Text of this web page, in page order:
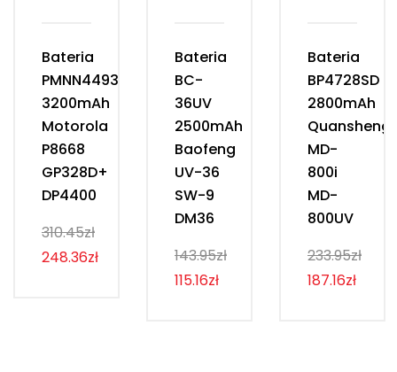
Bateria
PMNN4493D
3200mAh
Motorola
P8668
GP328D+
DP4400
310.45zł
248.36zł
Bateria
BC-
36UV
2500mAh
Baofeng
UV-36
SW-9
DM36
143.95zł
115.16zł
Bateria
BP4728SD
2800mAh
Quansheng
MD-
800i
MD-
800UV
233.95zł
187.16zł